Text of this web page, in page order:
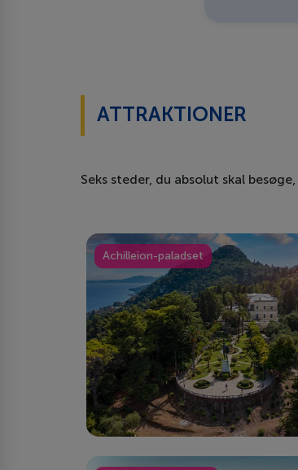
ATTRAKTIONER
Seks steder, du absolut skal
Achilleion-paladset